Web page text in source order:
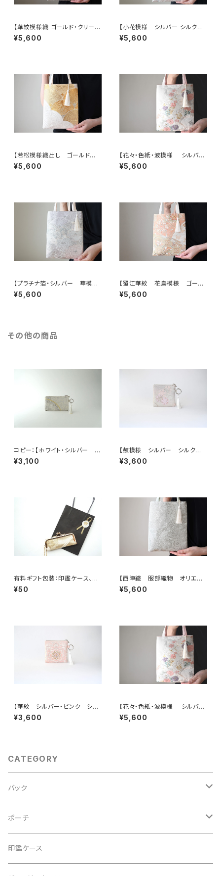
【華紋模様織 ゴールド・クリーム
色 シルク帯リメイク ミニサブ
バック フォーマルバック】日常使
¥5,600
【小花模様 シルバー シルク帯
リメイク ミニサブバック フォー
マルバック】日常使い、結婚式、パ
¥5,600
【若松模様織出し ゴールド
シルク帯リメイク ミニサブバック
フォーマルバック】日常使い、結
¥5,600
【花々・色紙・波模様 シルバ
ー・薄ピンク シルク帯リメイク
ミニサブバッグ フォーマルバッ
¥5,600
【プラチナ箔・シルバー 華模
様 帯リメイク ミニサブバック
フォーマルバック】結婚式、パー
¥5,600
【蜀江華紋 花鳥模様 ゴール
ド シルク 帯リメイク ミニサブ
バック フォーマルバック】日常使
¥5,600
その他の商品
コピー：【ホワイト・シルバー シ
ルク帯 リメイク バッグチャー
ム型ミニポーチ】カードケース、
¥3,100
【鼓模様 シルバー シルク帯リ
メイク バッグチャーム型スクエ
アポーチ】メイクポーチ 旅
¥3,600
有料ギフト包装：印鑑ケース、ミ
ニジュエリケース用ミニショッピ
ングバック
¥50
【西陣織 服部織物 オリエン
ト更紗 華紋様 薄グリーン・シ
ルバー シルク帯リメイク ミニ
¥5,600
【華紋 シルバー・ピンク シル
ク帯リメイク バッグチャーム型
スクエアポーチ】メイクポーチ
¥3,600
【花々・色紙・波模様 シルバ
ー・薄ピンク シルク帯リメイク
ミニサブバッグ フォーマルバッ
¥5,600
CATEGORY
バック
2Wayクラッチバッグ＆ハンドバッグ
ハンドバッグ・ショルダーバッグ
ポーチ
コロンとした大容量コスメポーチ
印鑑ケース